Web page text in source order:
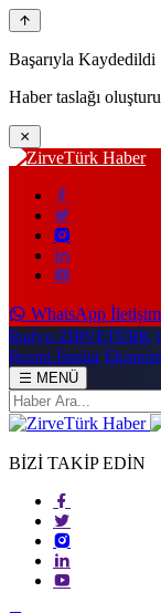
Başarıyla Kaydedildi
Haber taslağı
WhatsApp İletişim
Radyo ZİRVETÜRK
Resmi İlanlar
MENÜ
BİZİ TAKİP EDİN